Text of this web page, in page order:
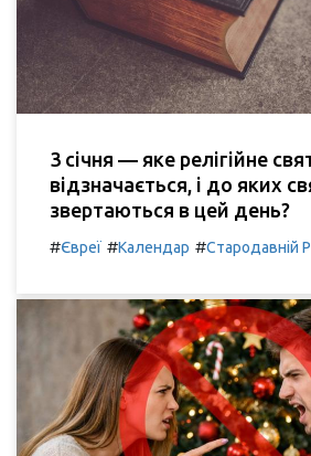
3 січня — яке релігійне
відзначається, і до яких
звертаються в цей день?
#Євреї #Календар #Стародавній